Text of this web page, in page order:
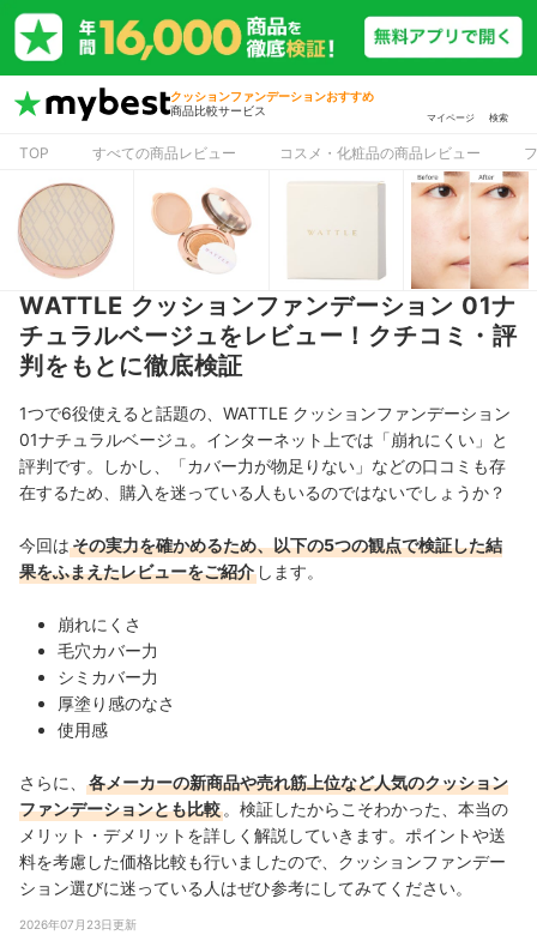
クッションファンデーションおすすめ
商品比較サービス
マイページ 検索
TOP すべての商品レビュー コスメ・化粧品の商品レビュー
WATTLE クッションファンデーション 01ナ
チュラルベージュをレビュー！クチコミ・評
判をもとに徹底検証
1つで6役使えると話題の、 WATTLE クッションファンデーション
01ナチュラルベージュ 。 インターネット上では「崩れにくい」と
評判です。しかし、「カバー力が物足りない」などの口コミも存
在するため、購入を迷っている人もいるのではないでしょうか？
今回はその実力を確かめるため、以下の5つの観点で検証した結
果をふまえたレビューをご紹介 します。
崩れにくさ
毛穴カバー力
シミカバー力
厚塗り感のなさ
使用感
さらに、
各メーカーの新商品や売れ筋上位など人気のクッション
ファンデーションとも比較 。検証したからこそわかった、本当の
メリット・デメリットを詳しく解説していきます。ポイントや送
料を考慮した価格比較も行いましたので、クッションファンデー
ション選びに迷っている人はぜひ参考にしてみてください。
2026年07月23日更新